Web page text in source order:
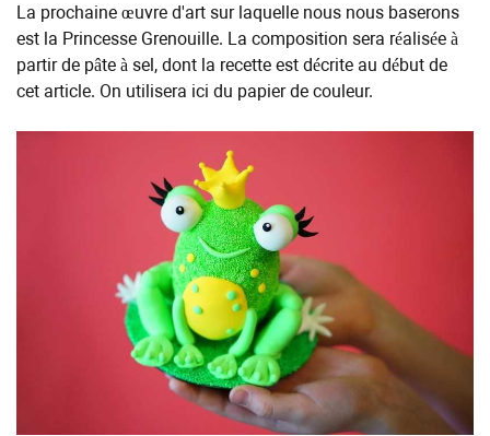
La prochaine œuvre d'art sur laquelle nous nous baserons
est la Princesse Grenouille. La composition sera réalisée à
partir de pâte à sel, dont la recette est décrite au début de
cet article. On utilisera ici du papier de couleur.